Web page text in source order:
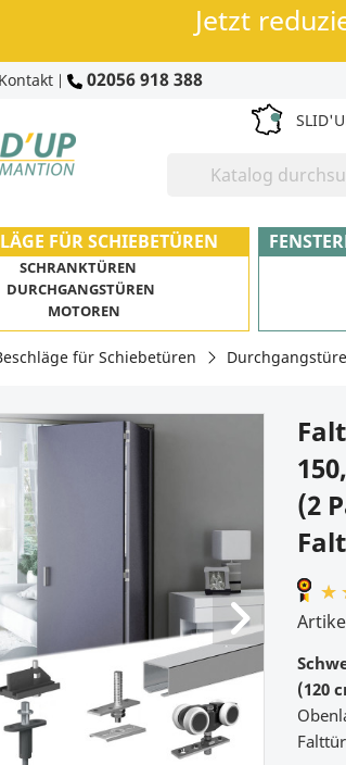
Jetzt
Kontakt | 02056 918 388
FÜR SCHIEBETÜREN
SCHRANKTÜREN
DURCHGANGSTÜREN
MOTOREN
für Schiebetüren
(2
(120